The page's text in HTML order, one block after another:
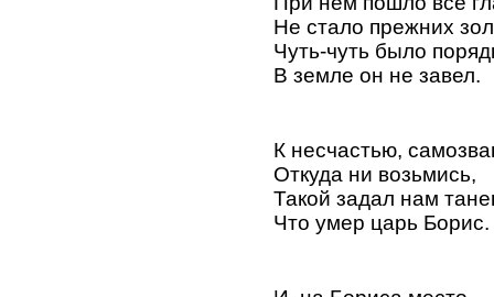
Не стало прежних
Чуть-чуть было
В земле он не завел.
К несчастью,
Откуда ни возьмись,
Такой задал нам
Что умер царь Борис.